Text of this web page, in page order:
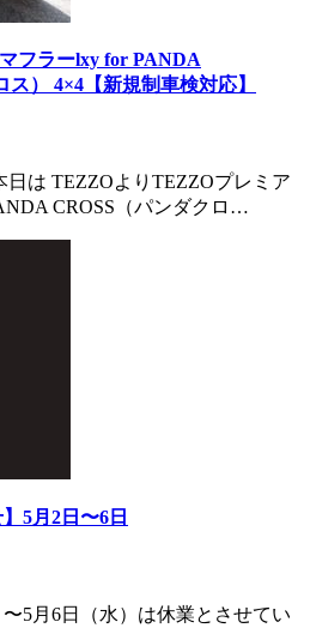
フラーlxy for PANDA
ス） 4×4【新規制車検対応】
日は TEZZOよりTEZZOプレミア
CROSS（パンダクロ…
5月2日〜6日
5月6日（水）は休業とさせてい